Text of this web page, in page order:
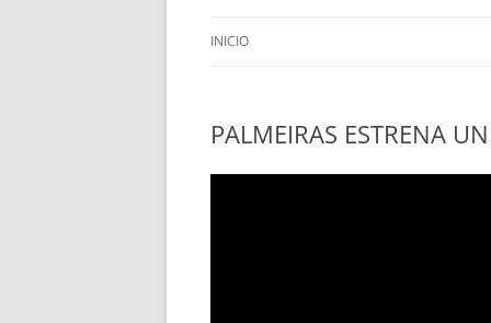
INICIO
PALMEIRAS ESTRENA